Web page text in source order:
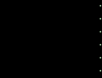
・
・
・
・
・
・